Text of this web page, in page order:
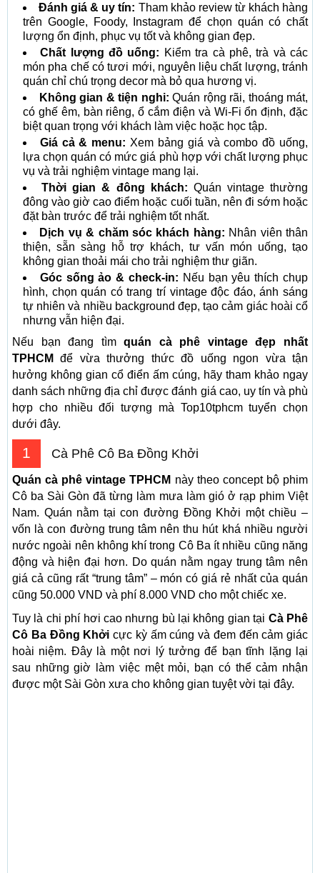
Đánh giá & uy tín: Tham khảo review từ khách hàng
trên Google, Foody, Instagram để chọn quán có chất
lượng ổn định, phục vụ tốt và không gian đẹp.
Chất lượng đồ uống: Kiểm tra cà phê, trà và các
món pha chế có tươi mới, nguyên liệu chất lượng, tránh
quán chỉ chú trọng decor mà bỏ qua hương vị.
Không gian & tiện nghi: Quán rộng rãi, thoáng mát,
có ghế êm, bàn riêng, ổ cắm điện và Wi-Fi ổn định, đặc
biệt quan trọng với khách làm việc hoặc học tập.
Giá cả & menu: Xem bảng giá và combo đồ uống,
lựa chọn quán có mức giá phù hợp với chất lượng phục
vụ và trải nghiệm vintage mang lại.
Thời gian & đông khách: Quán vintage thường
đông vào giờ cao điểm hoặc cuối tuần, nên đi sớm hoặc
đặt bàn trước để trải nghiệm tốt nhất.
Dịch vụ & chăm sóc khách hàng: Nhân viên thân
thiện, sẵn sàng hỗ trợ khách, tư vấn món uống, tạo
không gian thoải mái cho trải nghiệm thư giãn.
Góc sống ảo & check-in: Nếu bạn yêu thích chụp
hình, chọn quán có trang trí vintage độc đáo, ánh sáng
tự nhiên và nhiều background đẹp, tạo cảm giác hoài cổ
nhưng vẫn hiện đại.
Nếu bạn đang tìmquán cà phê vintage đẹp nhất
TPHCM
để vừa thưởng thức đồ uống ngon vừa tận
hưởng không gian cổ điển ấm cúng, hãy tham khảo ngay
danh sách những địa chỉ được đánh giá cao, uy tín và phù
hợp cho nhiều đối tượng mà Top10tphcm tuyển chọn
dưới đây.
1 Cà Phê Cô Ba Đồng Khởi
Quán cà phê vintage TPHCM này theo concept bộ phim
Cô ba Sài Gòn đã từng làm mưa làm gió ở rạp phim Việt
Nam. Quán nằm tại con đường Đồng Khởi một chiều –
vốn là con đường trung tâm nên thu hút khá nhiều người
nước ngoài nên không khí trong Cô Ba ít nhiều cũng năng
động và hiện đại hơn. Do quán nằm ngay trung tâm nên
giá cả cũng rất “trung tâm” – món có giá rẻ nhất của quán
cũng 50.000 VND và phí 8.000 VND cho một chiếc xe.
Tuy là chi phí hơi cao nhưng bù lại không gian tại Cà Phê
Cô Ba Đồng Khởi cực kỳ ấm cúng và đem đến cảm giác
hoài niệm. Đây là một nơi lý tưởng để bạn tĩnh lặng lại
sau những giờ làm việc mệt mỏi, bạn có thể cảm nhận
được một Sài Gòn xưa cho không gian tuyệt vời tại đây.